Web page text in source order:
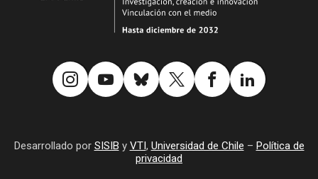
Desarrollado por SISIB y VTI , Universidad de Chile – Política de
privacidad